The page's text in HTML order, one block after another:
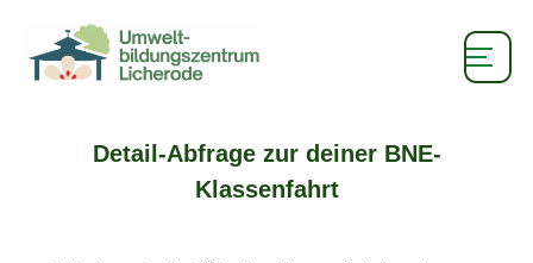
Detail-Abfrage zur deiner BNE-
Klassenfahrt